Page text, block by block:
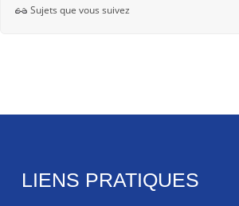
Sujets que vous suivez
LIENS PRATIQUES